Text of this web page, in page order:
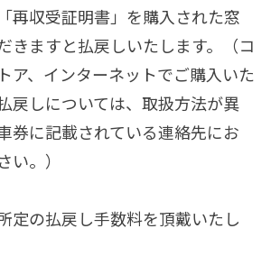
再収受証明書」を購入された窓
きますと払戻しいたします。（コ
ア、インターネットでご購入いた
戻しについては、取扱方法が異
券に記載されている連絡先にお
い。）
定の払戻し手数料を頂戴いたし